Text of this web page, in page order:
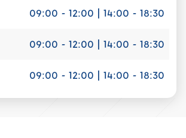
09:00 - 12:00 | 14:00 - 18:30
09:00 - 12:00 | 14:00 - 18:30
09:00 - 12:00 | 14:00 - 18:30